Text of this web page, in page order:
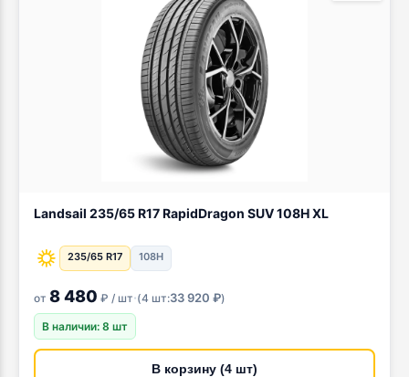
Landsail 235/65 R17 RapidDragon SUV 108H XL
235/65 R17 108H
от 8 480 ₽ / шт·(4 шт:33 920 ₽)
В наличии: 8 шт
В корзину (4 шт)